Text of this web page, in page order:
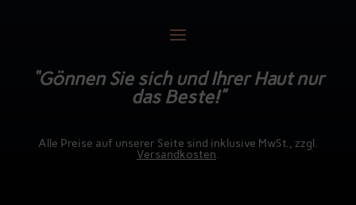
“Gönnen Sie sich und Ihrer Haut nur
das Beste!”
Alle Preise auf unserer Seite sind inklusive MwSt., zzgl.
Versandkosten.